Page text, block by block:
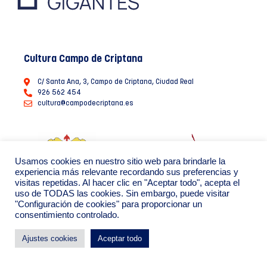
Cultura Campo de Criptana
C/ Santa Ana, 3, Campo de Criptana, Ciudad Real
926 562 454
cultura@campodecriptana.es
Ayuntamiento de Campo de Criptana 2022
Política de Privacidad de datos Política de Cookies
Usamos cookies en nuestro sitio web para brindarle la
experiencia más relevante recordando sus preferencias y
visitas repetidas. Al hacer clic en "Aceptar todo", acepta el
uso de TODAS las cookies. Sin embargo, puede visitar
"Configuración de cookies" para proporcionar un
consentimiento controlado.
Ajustes cookies Aceptar todo